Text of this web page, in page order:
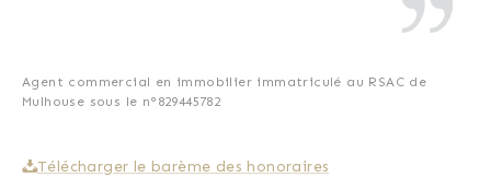
Agent commercial en immobilier immatriculé au RSAC de
Mulhouse sous le n°829445782
Télécharger le barème des honoraires